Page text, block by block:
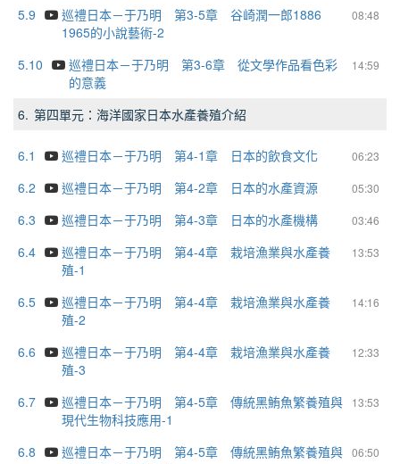
5.9
08:48
巡禮日本－于乃明 第3-5章 谷崎潤一郎1886
1965的小說藝術-2
5.10
14:59
巡禮日本－于乃明 第3-6章 從文學作品看色彩
的意義
6. 第四單元：海洋國家日本水產養殖介紹
6.1 06:23
巡禮日本－于乃明 第4-1章 日本的飲食文化
6.2
05:30
巡禮日本－于乃明 第4-2章 日本的水產資源
6.3
03:46
巡禮日本－于乃明 第4-3章 日本的水產機構
6.4
13:53
巡禮日本－于乃明 第4-4章 栽培漁業與水產養
殖-1
6.5
14:16
巡禮日本－于乃明 第4-4章 栽培漁業與水產養
殖-2
6.6
12:33
巡禮日本－于乃明 第4-4章 栽培漁業與水產養
殖-3
6.7
13:53
巡禮日本－于乃明 第4-5章 傳統黑鮪魚繁養殖與
現代生物科技應用-1
6.8
06:50
巡禮日本－于乃明 第4-5章 傳統黑鮪魚繁養殖與